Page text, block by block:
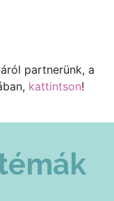
partnerünk, a
kattintson!